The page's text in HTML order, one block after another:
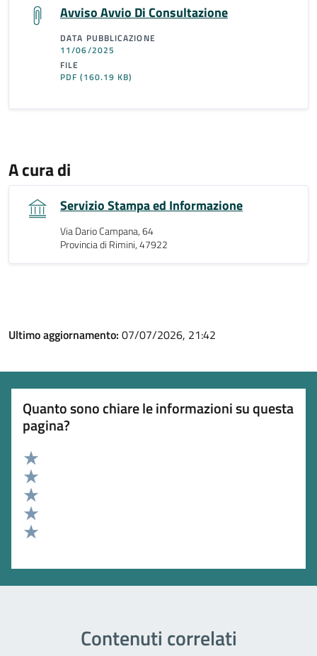
Avviso Avvio Di Consultazione
DATA PUBBLICAZIONE
11/06/2025
FILE
PDF(160.19 KB)
A cura di
Servizio Stampa ed Informazione
Via Dario Campana, 64
Provincia di Rimini, 47922
Ultimo aggiornamento: 07/07/2026, 21:42
Quanto sono chiare le informazioni su questa
pagina?
Valuta 5 stelle su 5
Valuta 4 stelle su 5
Valuta 3 stelle su 5
Valuta 2 stelle su 5
Contenuti correlati